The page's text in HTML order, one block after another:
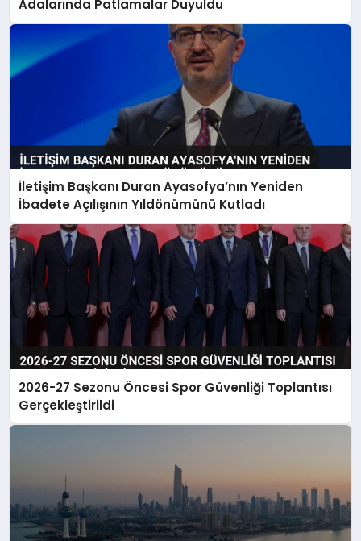
Adalarında Patlamalar Duyuldu
İletişim Başkanı Duran Ayasofya’nın Yeniden
İbadete Açılışının Yıldönümünü Kutladı
2026-27 Sezonu Öncesi Spor Güvenliği Toplantısı
Gerçekleştirildi